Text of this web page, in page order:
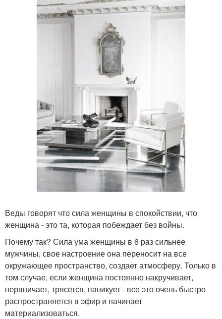
Веды говорят что сила женщины в спокойствии, что
женщина - это та, которая побеждает без войны.
Почему так? Сила ума женщины в 6 раз сильнее
мужчины, свое настроение она переносит на все
окружающее пространство, создает атмосферу. Только в
том случае, если женщина постоянно накручивает,
нервничает, трясется, паникует - все это очень быстро
распространяется в эфир и начинает
материализоваться.